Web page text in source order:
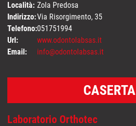
Località: Zola Predosa
Indirizzo:Via Risorgimento, 35
Telefono:051751994
Url:
www.odontolabsas.it
Email:
info@odontolabsas.it
CASERTA
Laboratorio Orthotec